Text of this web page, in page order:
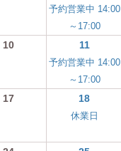
予約営業中 14:00
～17:00
10 11
予約営業中 14:00
～17:00
17 18
休業日